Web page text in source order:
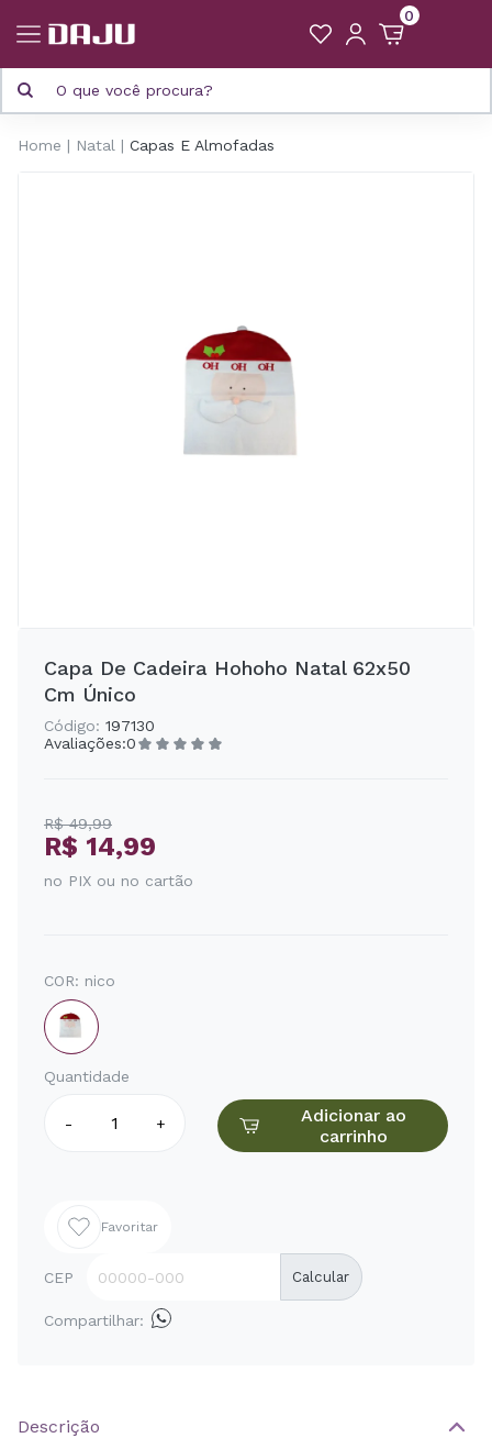
0
Home Natal Capas E Almofadas
Capa De Cadeira Hohoho Natal 62x50
Cm Único
Código: 197130
Avaliações:0
R$ 49,99
R$ 14,99
no PIX ou no cartão
COR: nico
Quantidade
- +
Adicionar ao
carrinho
Favoritar
CEP Calcular
Compartilhar:
Descrição